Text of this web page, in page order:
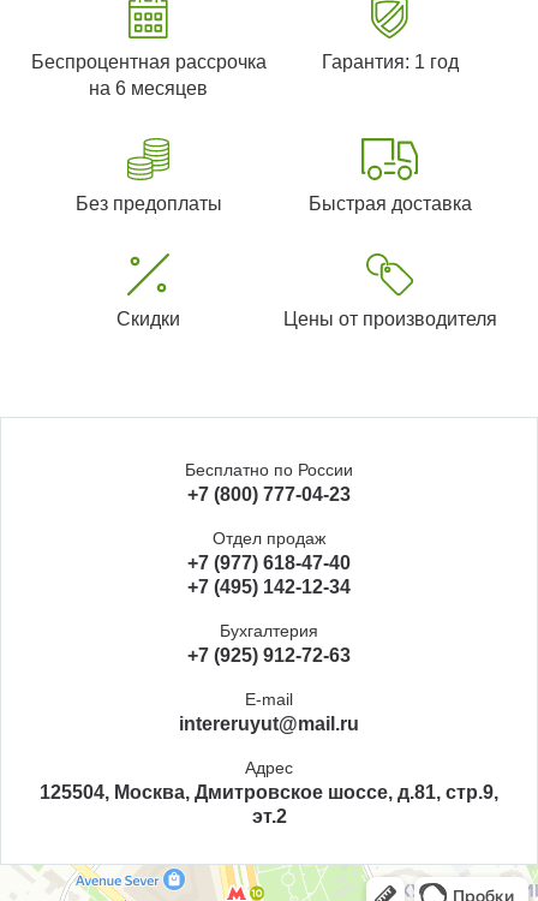
Беспроцентная рассрочка
на 6 месяцев
Гарантия: 1 год
Без предоплаты Быстрая доставка
Скидки Цены от производителя
Бесплатно по России
+7 (800) 777-04-23
Отдел продаж
+7 (977) 618-47-40
+7 (495) 142-12-34
Бухгалтерия
+7 (925) 912-72-63
E-mail
intereruyut@mail.ru
Адрес
125504, Москва, Дмитровское шоссе, д.81, стр.9,
эт.2